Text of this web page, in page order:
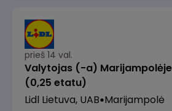
prieš 14 val.
Valytojas (-a)
(0,25 etatu)
Lidl Lietuva, UAB Marijampolė